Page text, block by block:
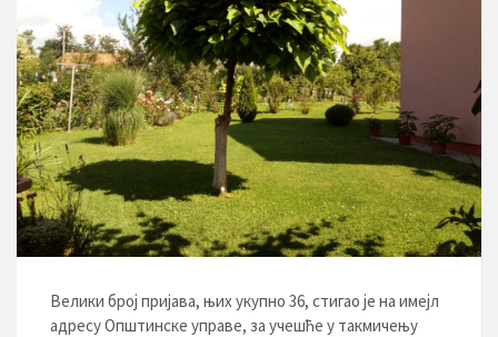
Велики број пријава, њих укупно 36, стигао је на имејл
адресу Општинске управе, за учешће у такмичењу